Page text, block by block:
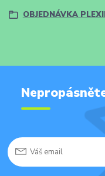
OBJEDNÁVKA